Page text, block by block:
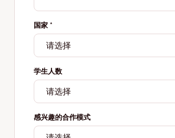
国家 *
学生人数
感兴趣的合作模式